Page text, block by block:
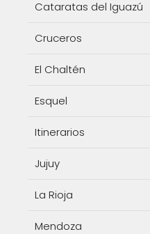
Cataratas del Iguazú
Cruceros
El Chaltén
Esquel
Itinerarios
Jujuy
La Rioja
Mendoza